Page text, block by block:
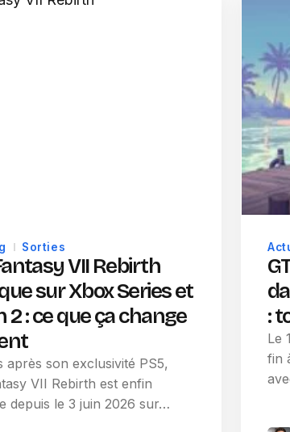
Sorties
VII Rebirth
sur Xbox Series et
2 : ce que ça change
après son exclusivité PS5,
VII Rebirth est enfin
depuis le 3 juin 2026 sur…
:
Le
fin